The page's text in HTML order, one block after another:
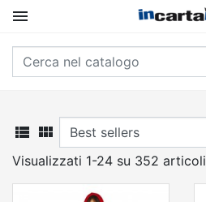

 
Visualizzati 1-24 su 352 articoli